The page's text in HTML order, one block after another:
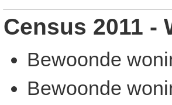
Census 2011 -
Bewoonde
Bewoonde